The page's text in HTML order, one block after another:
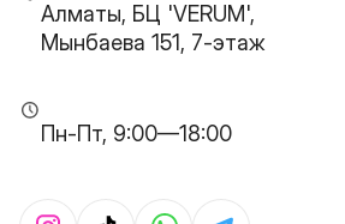
Алматы, БЦ 'VERUM',
Мынбаева 151, 7-этаж
Пн-Пт, 9:00—18:00